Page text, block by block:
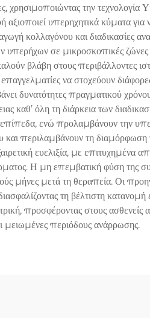
χρησιμοποιώντας την τεχνολογία
υπερηχητικά κύματα για
κολλαγόνου και διαδικασίες
υπερήχων σε μικροσκοπικές ζώνες
βλάβη στους περιβάλλοντες
να στοχεύουν
δυνατότητες πραγματικού χρόνου
καθ’ όλη τη διάρκεια των
ενώ προλαμβάνουν την
περιλαμβάνουν τη διαμόρφωση
ευελιξία, με επιτυχημένα
Η μη επεμβατική φύση της
μήνες μετά τη θεραπεία. Οι
τη βέλτιστη κατανομή
προσφέροντας στους ασθενείς
μειωμένες περιόδους ανάρρωσης.